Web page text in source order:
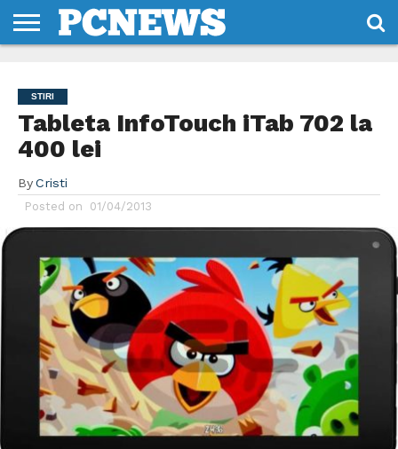
NOI
SI
CONDITII
STIRI
Tableta InfoTouch iTab 702 la
400 lei
By Cristi
Posted on 01/04/2013